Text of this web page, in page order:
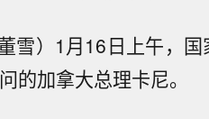
雪）1月16日上午，
的加拿大总理卡尼。